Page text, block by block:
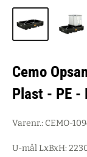
Cemo
Plast - PE -
Varenr.: CEMO-
U-mål LxBxH: